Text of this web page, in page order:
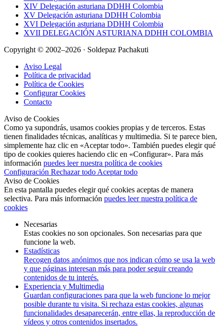
XIV Delegación asturiana DDHH Colombia
XV Delegación asturiana DDHH Colombia
XVI Delegación asturiana DDHH Colombia
XVII DELEGACIÓN ASTURIANA DDHH COLOMBIA
Copyright © 2002–2026 · Soldepaz Pachakuti
Aviso Legal
Política de privacidad
Política de Cookies
Configurar Cookies
Contacto
Aviso de Cookies
Como ya supondrás, usamos cookies propias y de terceros. Estas
tienen finalidades técnicas, analíticas y multimedia. Si te parece bien,
simplemente haz clic en «Aceptar todo». También puedes elegir qué
tipo de cookies quieres haciendo clic en «Configurar». Para más
información puedes leer nuestra política de cookies
Configuración Rechazar todo Aceptar todo
Aviso de Cookies
En esta pantalla puedes elegir qué cookies aceptas de manera
selectiva. Para más información puedes leer nuestra política de
cookies
Necesarias
Estas cookies no son opcionales. Son necesarias para que
funcione la web.
Estadísticas
Recogen datos anónimos que nos indican cómo se usa la web
y que páginas interesan más para poder seguir creando
contenidos de tu interés.
Experiencia y Multimedia
Guardan configuraciones para que la web funcione lo mejor
posible durante tu visita. Si rechaza estas cookies, algunas
funcionalidades desaparecerán, entre ellas, la reproducción de
vídeos y otros contenidos insertados.